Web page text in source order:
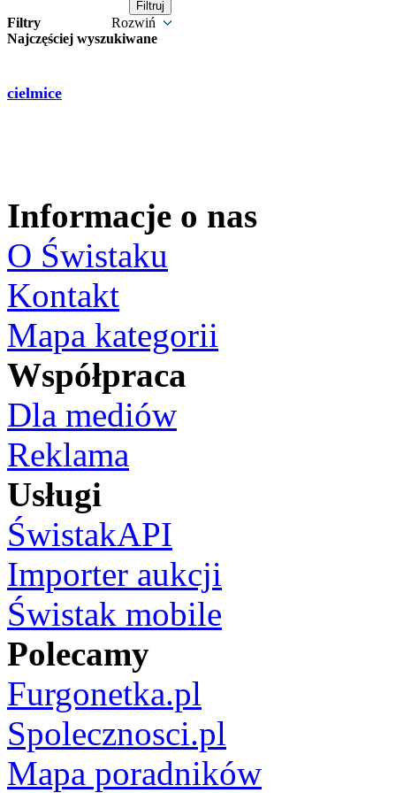
Filtry
Rozwiń
Najczęściej wyszukiwane
cielmice
Informacje o nas
O Świstaku
Kontakt
Mapa kategorii
Współpraca
Dla mediów
Reklama
Usługi
ŚwistakAPI
Importer aukcji
Świstak mobile
Polecamy
Furgonetka.pl
Spolecznosci.pl
Mapa poradników